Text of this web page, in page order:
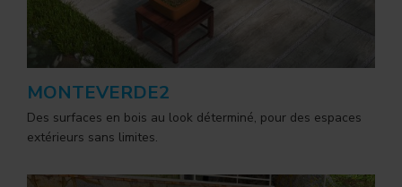
MONTEVERDE2
Des surfaces en bois au look déterminé, pour des espaces
extérieurs sans limites.